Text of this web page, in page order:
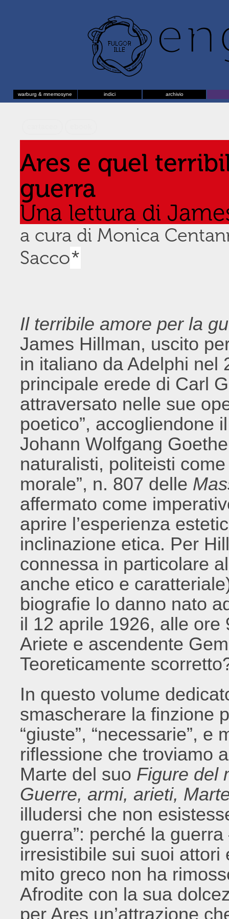
warburg & mnemosyne indici archivio
Ares e quel
guerra
Una lettura di
a cura di Monica
Sacco*
Il terribile amore per la
James Hillman, uscito
in italiano da Adelphi nel
principale erede di Carl
attraversato nelle sue
poetico”, accogliendone
Johann Wolfgang
naturalisti, politeisti
morale”, n. 807 delle
affermato come
aprire l’esperienza
inclinazione etica. Per
connessa in particolare
anche etico e
biografie lo danno nato
il 12 aprile 1926, alle
Ariete e ascendente
Teoreticamente
In questo volume
smascherare la finzione
“giuste”, “necessarie”, e
riflessione che troviamo
Marte del suo Figure del
Guerre, armi, arieti,
illudersi che non
guerra”: perché la
irresistibile sui suoi
mito greco non ha
Afrodite con la sua
per Ares un’attrazione